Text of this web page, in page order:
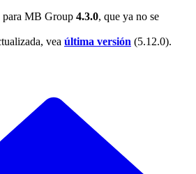
MB Group 4.3.0, que ya no se
vea última versión (5.12.0).